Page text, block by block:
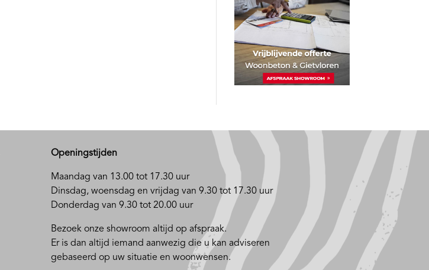
Openingstijden
Maandag van 13.00 tot 17.30 uur
Dinsdag, woensdag en vrijdag van 9.30 tot 17.30 uur
Donderdag van 9.30 tot 20.00 uur
Bezoek onze showroom altijd op afspraak.
Er is dan altijd iemand aanwezig die u kan adviseren
gebaseerd op uw situatie en woonwensen.